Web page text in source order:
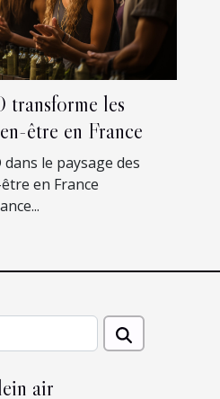
transforme les
être en France
le paysage des
en France
air